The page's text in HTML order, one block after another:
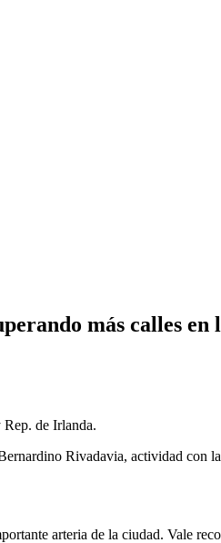
más calles en
de Irlanda.
Rivadavia, actividad con
arteria de la ciudad. Vale